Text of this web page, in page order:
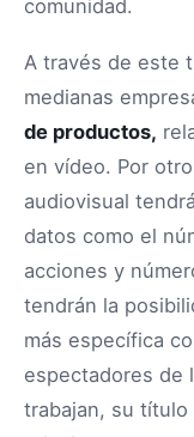
comunidad.
A través de este
medianas
de productos,
en vídeo. Por
audiovisual
datos como el
acciones y
tendrán la
más específica
espectadores de
trabajan, su título